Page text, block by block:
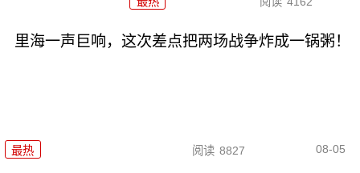
里海一声巨响，这次差点把两场战争炸成一锅粥！
最热 阅读 8827 08-05